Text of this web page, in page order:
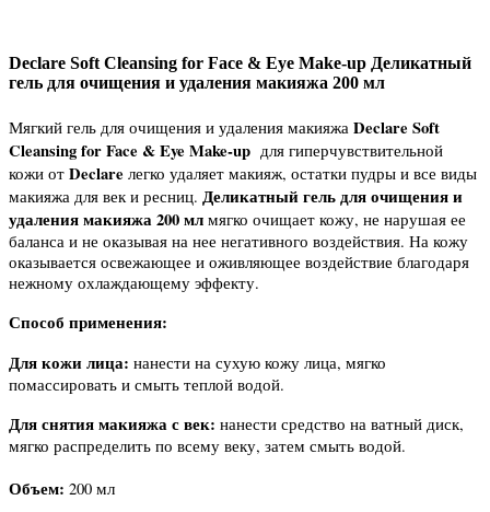
Declare Soft Cleansing for Face & Eye Make-up Деликатный
гель для очищения и удаления макияжа 200 мл
Мягкий гель для очищения и удаления макияжа Declare Soft
Cleansing for Face & Eye Make-up для гиперчувствительной
кожи от Declare легко удаляет макияж, остатки пудры и все виды
макияжа для век и ресниц. Деликатный гель для очищения и
удаления макияжа 200 мл мягко очищает кожу, не нарушая ее
баланса и не оказывая на нее негативного воздействия. На кожу
оказывается освежающее и оживляющее воздействие благодаря
нежному охлаждающему эффекту.
Способ применения:
Для кожи лица: нанести на сухую кожу лица, мягко
помассировать и смыть теплой водой.
Для снятия макияжа с век: нанести средство на ватный диск,
мягко распределить по всему веку, затем смыть водой.
Объем: 200 мл